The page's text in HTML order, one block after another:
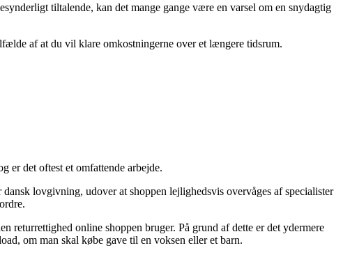
tiltalende, kan det mange gange være en varsel om en snydagtig
af at du vil klare omkostningerne over et længere tidsrum.
er det oftest et omfattende arbejde.
lovgivning, udover at shoppen lejlighedsvis overvåges af specialister
returrettighed online shoppen bruger. På grund af dette er det ydermere
om man skal købe gave til en voksen eller et barn.